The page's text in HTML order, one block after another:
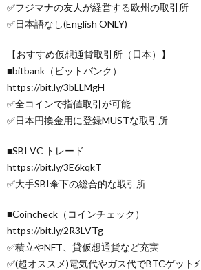
✅フジマナの友人が経営する欧州の取引所
✅日本語なし(English ONLY)
【おすすめ仮想通貨取引所（日本）】
■bitbank（ビットバンク）
https://bit.ly/3bLLMgH
✅全コインで指値取引が可能
✅日本円換金用に登録MUSTな取引所
■SBI VC トレード
https://bit.ly/3E6kqkT
✅大手SBI傘下の総合的な取引所
■Coincheck（コインチェック）
https://bit.ly/2R3LVTg
✅積立やNFT、貸仮想通貨など充実
✅(超オススメ)電気代やガス代でBTCゲット⚡